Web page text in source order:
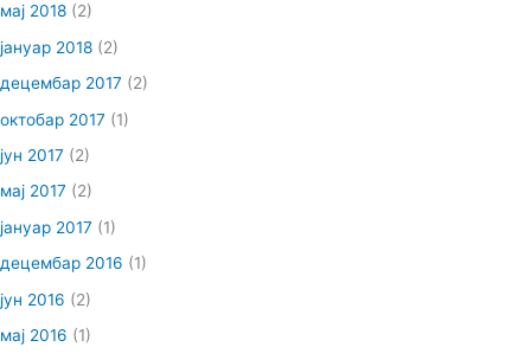
мај 2018 (2)
јануар 2018 (2)
децембар 2017 (2)
октобар 2017 (1)
јун 2017 (2)
мај 2017 (2)
јануар 2017 (1)
децембар 2016 (1)
јун 2016 (2)
мај 2016 (1)